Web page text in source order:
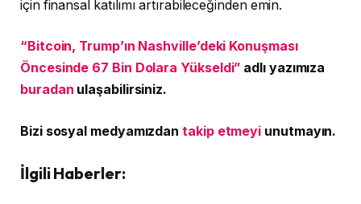
için finansal katılımı artırabileceğinden emin.
“Bitcoin, Trump’ın Nashville’deki Konuşması
Öncesinde 67 Bin Dolara Yükseldi” adlı yazımıza
buradan ulaşabilirsiniz.
Bizi sosyal medyamızdantakip etmeyi unutmayın.
İlgili Haberler: